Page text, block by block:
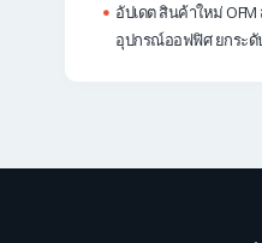
อัปเดต สินค้าใหม่ OFM
อุปกรณ์ออฟฟิศ ยกระดั